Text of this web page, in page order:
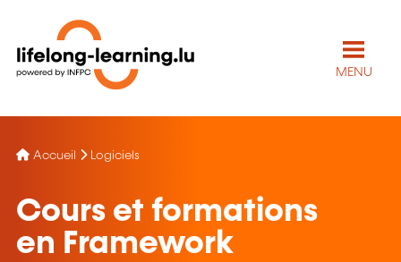
MENU
Accueil Logiciels
Cours et formations
en Framework